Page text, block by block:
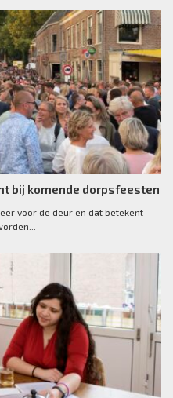
bij komende dorpsfeesten
voor de deur en dat betekent